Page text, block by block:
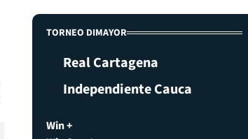
TORNEO DIMAYOR
Real Cartagena
Independiente Cauca
Win +